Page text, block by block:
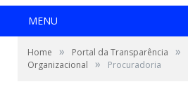
MENU
Home » Portal da Transparência »
Organizacional
» Procuradoria